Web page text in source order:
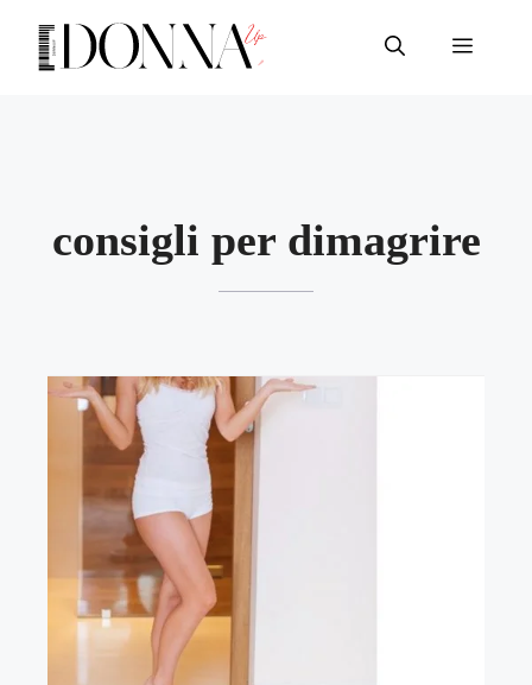
contenuto
Menu
consigli per dimagrire